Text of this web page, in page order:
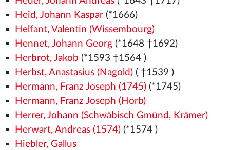
Heid, Johann Kaspar(*1666)
Helfant, Valentin (Wissembourg)
Hennet, Johann Georg(*1648 †1692)
Herbrot, Jakob (*1593 †1564 )
Herbst, Anastasius (Nagold)( †1539 )
Hermann, Franz Joseph (1745)(*1745)
Hermann, Franz Joseph (Horb)
Herrer, Johann (Schwäbisch Gmünd, Krämer)
Herwart, Andreas (1574)(*1574 )
Hiebler, Gallus